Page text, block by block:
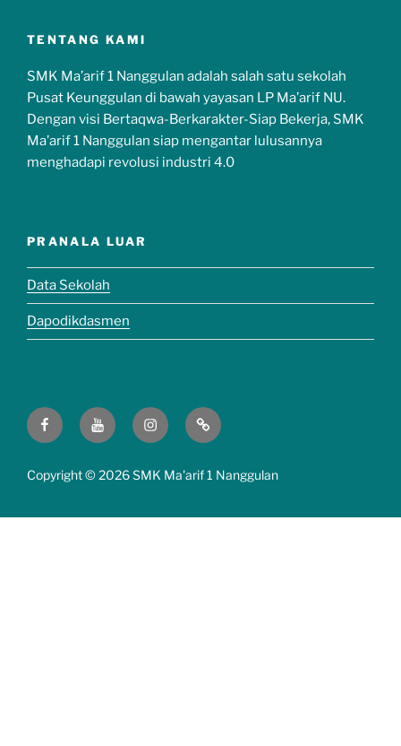
TENTANG KAMI
SMK Ma’arif 1 Nanggulan adalah salah satu sekolah
Pusat Keunggulan di bawah yayasan LP Ma’arif NU.
Dengan visi Bertaqwa-Berkarakter-Siap Bekerja, SMK
Ma’arif 1 Nanggulan siap mengantar lulusannya
menghadapi revolusi industri 4.0
PRANALA LUAR
Data Sekolah
Dapodikdasmen
Copyright ©2026 SMK Ma'arif 1 Nanggulan